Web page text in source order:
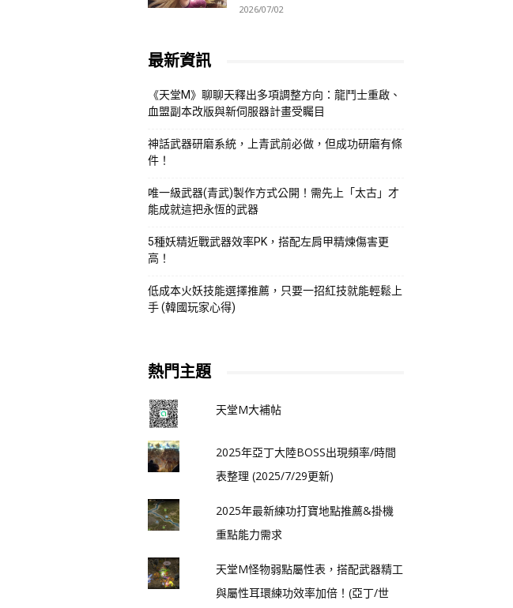
2026/07/02
最新資訊
《天堂M》聊聊天釋出多項調整方向：龍鬥士重啟、
血盟副本改版與新伺服器計畫受矚目
神話武器研磨系統，上青武前必做，但成功研磨有條
件！
唯一級武器(青武)製作方式公開！需先上「太古」才
能成就這把永恆的武器
5種妖精近戰武器效率PK，搭配左肩甲精煉傷害更
高！
低成本火妖技能選擇推薦，只要一招紅技就能輕鬆上
手 (韓國玩家心得)
熱門主題
天堂M大補帖
2025年亞丁大陸BOSS出現頻率/時間
表整理 (2025/7/29更新)
2025年最新練功打寶地點推薦&掛機
重點能力需求
天堂M怪物弱點屬性表，搭配武器精工
與屬性耳環練功效率加倍！(亞丁/世